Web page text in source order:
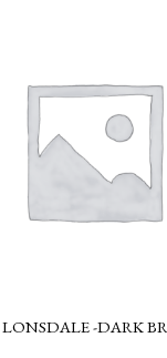
LEGGI TUTTO
-DARK